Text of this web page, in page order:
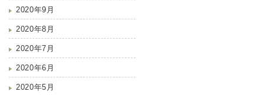
2020年9月
2020年8月
2020年7月
2020年6月
2020年5月